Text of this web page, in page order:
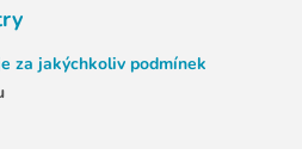
za jakýchkoliv podmínek